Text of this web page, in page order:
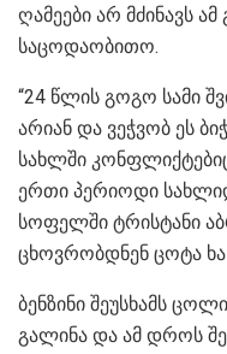
ღამეები არ მძინავს
საცოდაობითო.
“24 წლის გოგო სამი
არიან და ვეჭვობ ეს
სახლში
ერთი პერიოდი
სოფელში ტრისტანი
ცხოვრობდნენ ცოტა
ბენზინი შეუსხამს
გალინა და ამ დროს